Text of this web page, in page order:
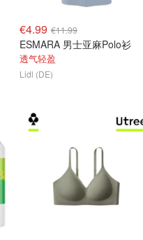
€4.99 €11.99
ESMARA 男士亚麻Polo衫
透气轻盈
Lidl (DE)